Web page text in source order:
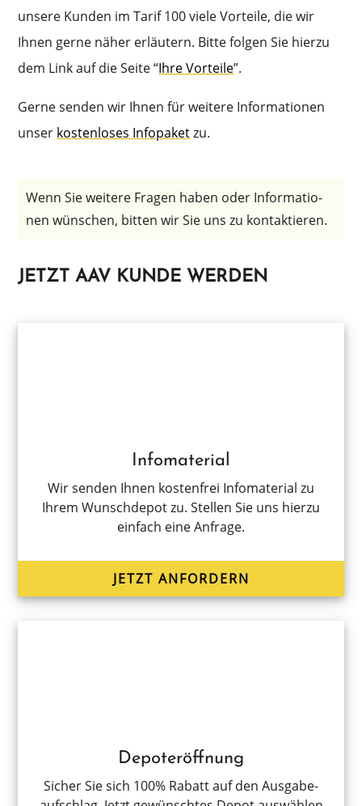
unsere Kunden im Tarif 100 viele Vortei­le, die wir
Ihnen gerne näher erläu­tern. Bitte folgen Sie hierzu
dem Link auf die Seite “Ihre Vortei­le”.
Gerne senden wir Ihnen für weite­re Infor­ma­tio­nen
unser kosten­lo­ses Infopa­ketzu.
Wenn Sie weite­re Fragen haben oder Infor­ma­tio­
nen wünschen, bitten wir Sie uns zu kontaktieren.
JETZT AAV KUNDE WERDEN
Infomaterial
Wir senden Ihnen kosten­frei Infoma­te­ri­al zu
Ihrem Wunsch­de­pot zu. Stellen Sie uns hierzu
einfach eine Anfrage.
JETZT ANFOR­DERN
Depoteröffnung
Sicher Sie sich 100% Rabatt auf den Ausga­be­